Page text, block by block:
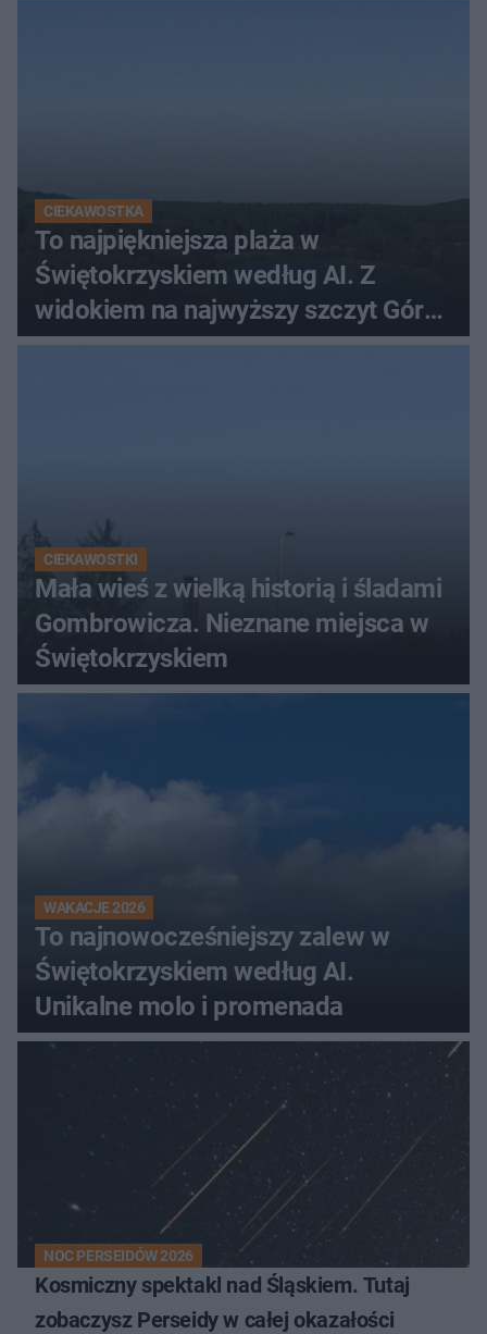
CIEKAWOSTKA
To najpiękniejsza plaża w
Świętokrzyskiem według AI. Z
widokiem na najwyższy szczyt Gór
Świętokrzyskich
CIEKAWOSTKI
Mała wieś z wielką historią i śladami
Gombrowicza. Nieznane miejsca w
Świętokrzyskiem
WAKACJE 2026
To najnowocześniejszy zalew w
Świętokrzyskiem według AI.
Unikalne molo i promenada
NOC PERSEIDÓW 2026
Kosmiczny spektakl nad Śląskiem. Tutaj
zobaczysz Perseidy w całej okazałości